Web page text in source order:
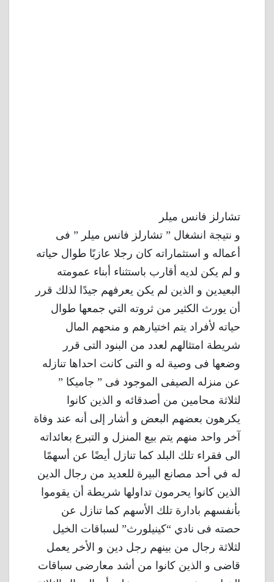
تشارلز فانس ميلر
و نتيجة انشغال ” تشارلز فانس ميلر ” فى
أعماله و استثماراته كان رجلا عازبًا طوال حياته
و لم يكن لديه أقارب باستثناء أبناء عمومته
البعيدين و الذين لم يكن يعرفهم جيدًا لذلك قرر
أن يورث الكثير من ثروته التي جمعها طوال
حياته لأفراد يتم اختيارهم و منحهم المال
شريطة امتثالهم لعدد من البنود التى قرر
وضعها فى وصية له و التى كانت احداها تنازله
عن منزله الصيفى الموجود فى ” جاميكا ”
لثلاثة محامين من أصدقائه و الذين كانوا
يكرهون بعضهم البعض و أشار إلى أنه عند وفاة
آخر واحد منهم يتم بيع المنزل و التبرع بعائداته
الى فقراء تلك البلد كما تنازل أيضًا عن أسهمًا
له في أحد مصانع البيرة للعديد من رجال الدين
الذين كانوا يحرمون تداولها شريطة أن يقوموا
بأنفسهم بادارة تلك الأسهم كما تنازل عن
حصته فى نادي “كينيلورث” لسباقات الخيل
لثلاثة رجال من بينهم رجل دين و الأخر يعمل
قاضى و الذين كانوا من أشد معارضى سباقات